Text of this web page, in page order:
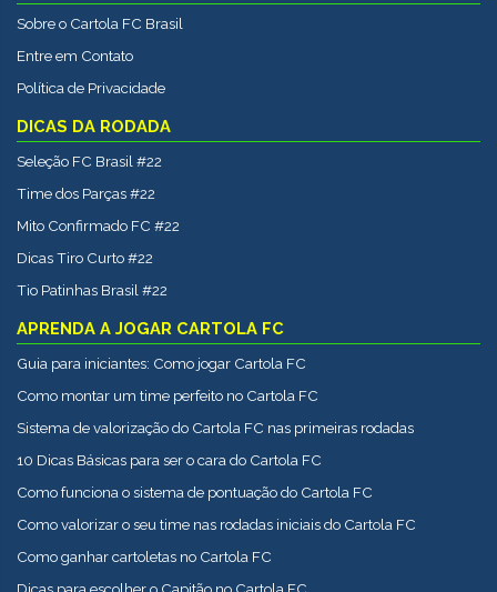
Sobre o Cartola FC Brasil
Entre em Contato
Política de Privacidade
DICAS DA RODADA
Seleção FC Brasil #22
Time dos Parças #22
Mito Confirmado FC #22
Dicas Tiro Curto #22
Tio Patinhas Brasil #22
APRENDA A JOGAR CARTOLA FC
Guia para iniciantes: Como jogar Cartola FC
Como montar um time perfeito no Cartola FC
Sistema de valorização do Cartola FC nas primeiras rodadas
10 Dicas Básicas para ser o cara do Cartola FC
Como funciona o sistema de pontuação do Cartola FC
Como valorizar o seu time nas rodadas iniciais do Cartola FC
Como ganhar cartoletas no Cartola FC